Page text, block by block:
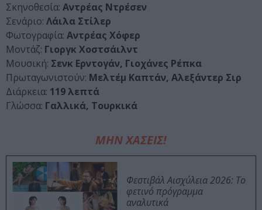
Σκηνοθεσία: Αντρέας Ντρέσεν
Σενάριο: Λάιλα Στίλερ
Φωτογραφία: Αντρέας Χόφερ
Μοντάζ: Γιοργκ Χοστσάιλντ
Μουσική: Σενκ Ερντογάν, Γιοχάνες Ρέπκα
Πρωταγωνιστούν: Μελτέμ Καπτάν, Αλεξάντερ Σιρ
Διάρκεια: 119 λεπτά
Γλώσσα: Γαλλικά, Τουρκικά
ΜΗΝ ΧΑΣΕΙΣ!
Φεστιβάλ Αισχύλεια 2026: Το
φετινό πρόγραμμα
αναλυτικά